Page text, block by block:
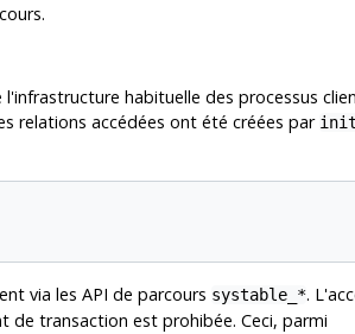
habituelle des processus
relations accédées ont été créées par
via les API de parcours systable_*.
transaction est prohibée. Ceci, parmi